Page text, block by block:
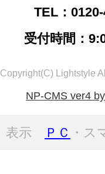
TEL：
受付時間：
Copyright(C) Lightstyle
NP-CMS ver4
表示 ＰＣ ・ス